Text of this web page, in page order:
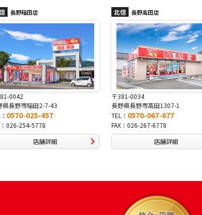
長野高田店
0034
県長野市高田1307-1
0570-067-677
：026-267-6778
店舗詳細
北信 長野駅前店
〒380-0822
長野県長野市大字鶴賀南千歳町
TEL： 0570-069-991
FAX：026-269-9992
店舗詳細